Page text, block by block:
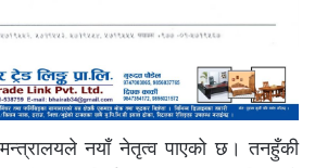
मन्त्रालयले नयाँ नेतृत्व पाएको छ। तनहुँकी